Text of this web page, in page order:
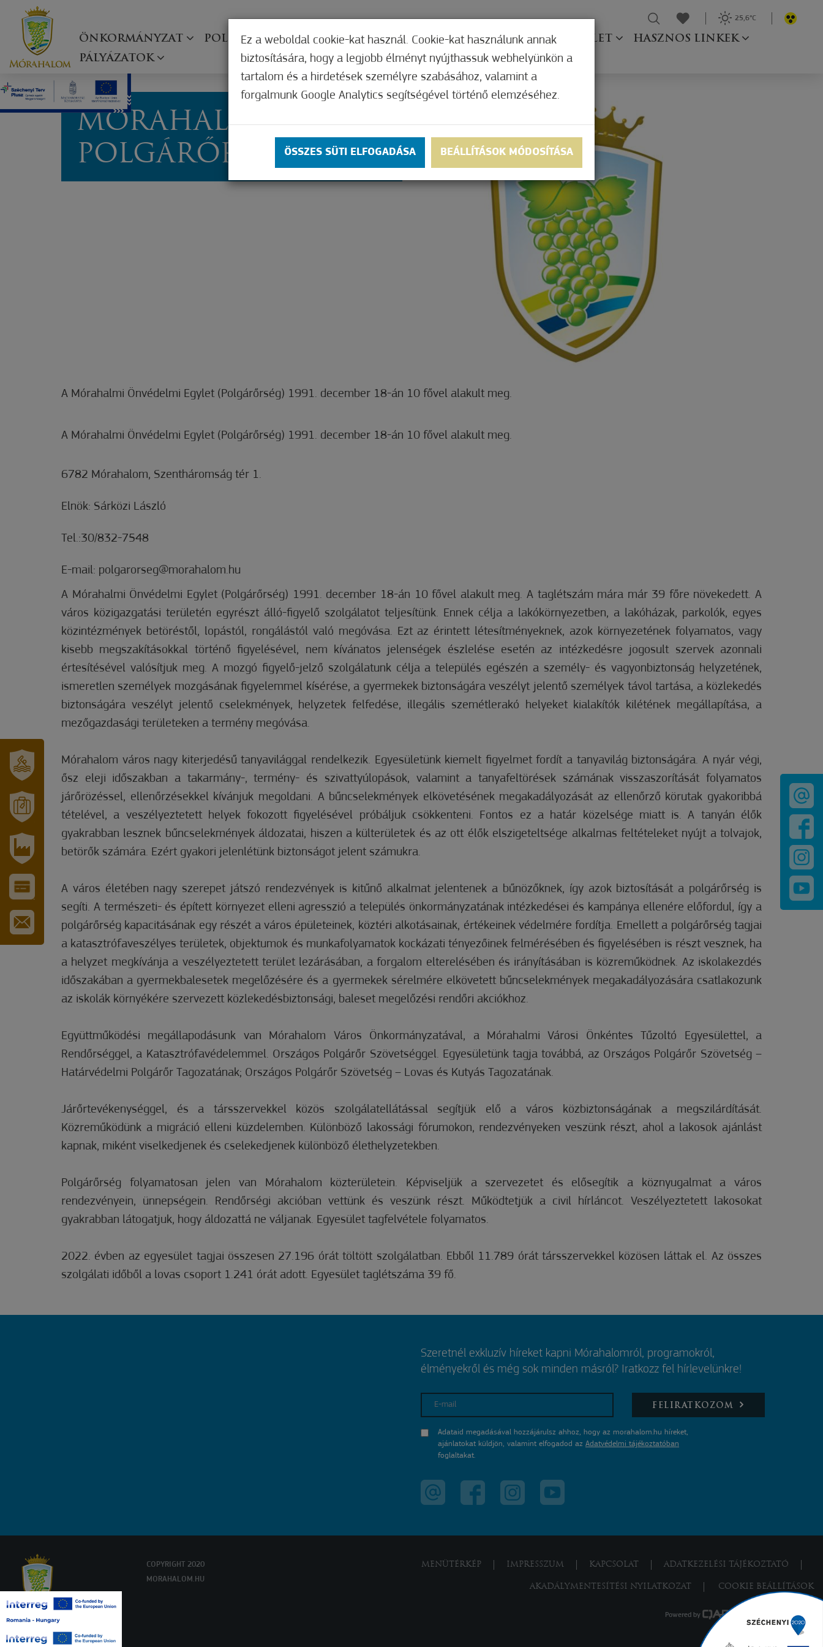
ERZSÉBET
GYÓGYFÜRDŐ
MÓRAHALOM
TURISZTIKA
PARK
ÉS
TURISZTIKAI
KÁRTYA
IRATKOZZON
HÍRLEVELÜNKRE
ÖNKORMÁNYZAT POLGÁRMESTERI HIVATAL INTÉZMÉNYEK KÉPVISELŐ TESTÜLET
HASZNOS LINKEK
PÁLYÁZATOK
25,6°C
MÓRAHALMI
POLGÁRŐRSÉG
A Mórahalmi Önvédelmi Egylet (Polgárőrség) 1991. december 18-án 10 fővel alakult meg.
A Mórahalmi Önvédelmi Egylet (Polgárőrség) 1991. december 18-án 10 fővel alakult meg.
6782 Mórahalom, Szentháromság tér 1.
Elnök: Sárközi László
Tel.:30/832-7548
E-mail: polgarorseg@morahalom.hu
A Mórahalmi Önvédelmi Egylet (Polgárőrség) 1991. december 18-án 10 fővel alakult meg. A taglétszám mára már 39 főre növekedett. A
város közigazgatási területén egyrészt álló-figyelő szolgálatot teljesítünk. Ennek célja a lakókörnyezetben, a lakóházak, parkolók, egyes
közintézmények betöréstől, lopástól, rongálástól való megóvása. Ezt az érintett létesítményeknek, azok környezetének folyamatos, vagy
kisebb megszakításokkal történő figyelésével, nem kívánatos jelenségek észlelése esetén az intézkedésre jogosult szervek azonnali
értesítésével valósítjuk meg. A mozgó figyelő-jelző szolgálatunk célja a település egészén a személy- és vagyonbiztonság helyzetének,
ismeretlen személyek mozgásának figyelemmel kísérése, a gyermekek biztonságára veszélyt jelentő személyek távol tartása, a közlekedés
biztonságára veszélyt jelentő cselekmények, helyzetek felfedése, illegális szemétlerakó helyeket kialakítók kilétének megállapítása, a
mezőgazdasági területeken a termény megóvása.
Mórahalom város nagy kiterjedésű tanyavilággal rendelkezik. Egyesületünk kiemelt figyelmet fordít a tanyavilág biztonságára. A nyár végi,
ősz eleji időszakban a takarmány-, termény- és szivattyúlopások, valamint a tanyafeltörések számának visszaszorítását folyamatos
járőrözéssel, ellenőrzésekkel kívánjuk megoldani. A bűncselekmények elkövetésének megakadályozását az ellenőrző körutak gyakoribbá
tételével, a veszélyeztetett helyek fokozott figyelésével próbáljuk csökkenteni. Fontos ez a határ közelsége miatt is. A tanyán élők
gyakrabban lesznek bűncselekmények áldozatai, hiszen a külterületek és az ott élők elszigeteltsége alkalmas feltételeket nyújt a tolvajok,
betörők számára. Ezért gyakori jelenlétünk biztonságot jelent számukra.
A város életében nagy szerepet játszó rendezvények is kitűnő alkalmat jelentenek a bűnözőknek, így azok biztosítását a polgárőrség is
segíti. A természeti- és épített környezet elleni agresszió a település önkormányzatának intézkedései és kampánya ellenére előfordul, így a
polgárőrség kapacitásának egy részét a város épületeinek, köztéri alkotásainak, értékeinek védelmére fordítja. Emellett a polgárőrség tagjai
a katasztrófaveszélyes területek, objektumok és munkafolyamatok kockázati tényezőinek felmérésében és figyelésében is részt vesznek, ha
a helyzet megkívánja a veszélyeztetett terület lezárásában, a forgalom elterelésében és irányításában is közreműködnek. Az iskolakezdés
időszakában a gyermekbalesetek megelőzésére és a gyermekek sérelmére elkövetett bűncselekmények megakadályozására csatlakozunk
az iskolák környékére szervezett közlekedésbiztonsági, baleset megelőzési rendőri akciókhoz.
Együttműködési megállapodásunk van Mórahalom Város Önkormányzatával, a Mórahalmi Városi Önkéntes Tűzoltó Egyesülettel, a
Rendőrséggel, a Katasztrófavédelemmel. Országos Polgárőr Szövetséggel. Egyesületünk tagja továbbá, az Országos Polgárőr Szövetség –
Határvédelmi Polgárőr Tagozatának; Országos Polgárőr Szövetség – Lovas és Kutyás Tagozatának.
Járőrtevékenységgel, és a társszervekkel közös szolgálatellátással segítjük elő a város közbiztonságának a megszilárdítását.
Közreműködünk a migráció elleni küzdelemben. Különböző lakossági fórumokon, rendezvényeken veszünk részt, ahol a lakosok ajánlást
kapnak, miként viselkedjenek és cselekedjenek különböző élethelyzetekben.
Polgárőrség folyamatosan jelen van Mórahalom közterületein. Képviseljük a szervezetet és elősegítik a köznyugalmat a város
rendezvényein, ünnepségein. Rendőrségi akcióban vettünk és veszünk részt. Működtetjük a civil hírláncot. Veszélyeztetett lakosokat
gyakrabban látogatjuk, hogy áldozattá ne váljanak. Egyesület tagfelvétele folyamatos.
2022. évben az egyesület tagjai összesen 27.196 órát töltött szolgálatban. Ebből 11.789 órát társszervekkel közösen láttak el. Az összes
szolgálati időből a lovas csoport 1.241 órát adott. Egyesület taglétszáma 39 fő.
Ez a weboldal cookie-kat használ. Cookie-kat használunk annak
biztosítására, hogy a legjobb élményt nyújthassuk webhelyünkön a
tartalom és a hirdetések személyre szabásához, valamint a
forgalmunk Google Analytics segítségével történő elemzéséhez.
ÖSSZES SÜTI ELFOGADÁSA BEÁLLÍTÁSOK MÓDOSÍTÁSA
Szeretnél exkluzív híreket kapni Mórahalomról, programokról,
élményekről és még sok minden másról? Iratkozz fel hírlevelünkre!
E-mail
FELIRATKOZOM
Adataid megadásával hozzájárulsz ahhoz, hogy az morahalom.hu híreket,
ajánlatokat küldjön, valamint elfogadod az Adatvédelmi tájékoztatóban
foglaltakat.
COPYRIGHT 2020
MORAHALOM.HU
MENÜTÉRKÉP IMPRESSZUM KAPCSOLAT ADATKEZELÉSI TÁJÉKOZTATÓ
AKADÁLYMENTESÍTÉSI NYILATKOZAT COOKIE BEÁLLÍTÁSOK
Powered by